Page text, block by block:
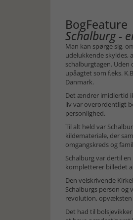
BogFeature
Schalburg -
Man kan spørge sig,
udelukkende skyldes,
schalburgtagen. Uden
upåagtet som f.eks.
Danmark.
Det ændrer imidlertid
liv var overordentligt
personlighed.
Til alt held var
kildemateriale, der
omgangskreds og
Schalburg var dertil
kompletterer billedet
Den velskrivende
Schalburgs person og
revolution, opvæksten
Det had til